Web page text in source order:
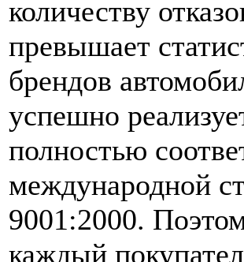
количеству
превышает
брендов
успешно
полностью
международной
9001:2000.
каждый